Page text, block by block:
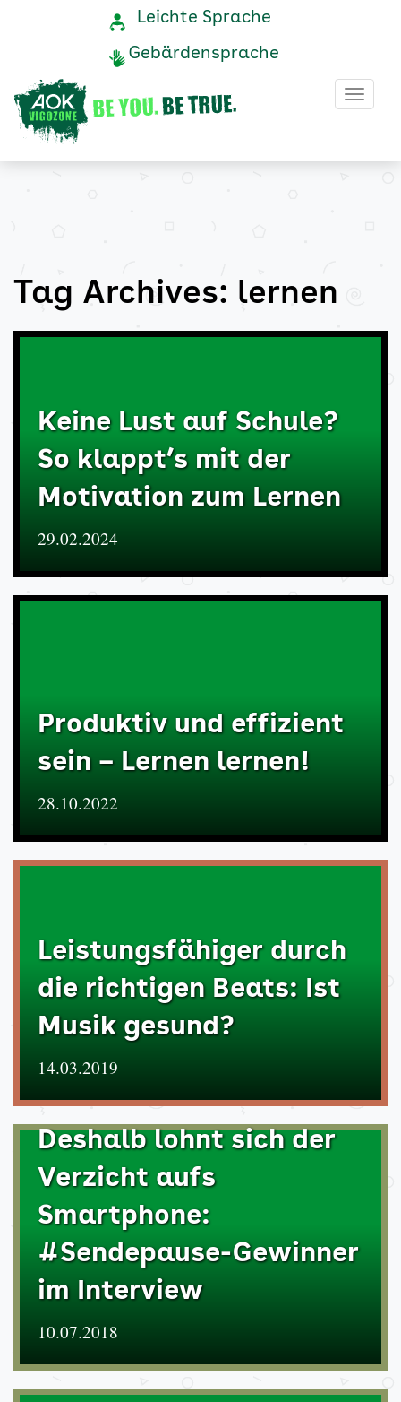
Archive
AOK
Vigozone
Navigation
Service-
Leichte Sprache
Gebärdensprache
Tag Archives: lernen
Keine Lust auf Schule?
So klappt’s mit der
Motivation zum Lernen
29.02.2024
Produktiv und effizient
sein – Lernen lernen!
28.10.2022
Leistungsfähiger durch
die richtigen Beats: Ist
Musik gesund?
14.03.2019
Deshalb lohnt sich der
Verzicht aufs
Smartphone:
#Sendepause-Gewinner
im Interview
10.07.2018